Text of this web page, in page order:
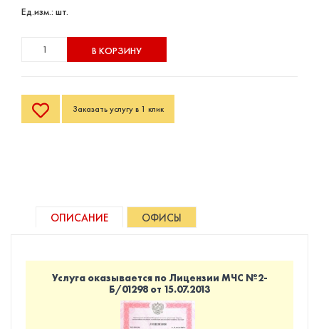
Ед.изм.: шт.
В КОРЗИНУ
Заказать услугу в 1 клик
ОПИСАНИЕ ОФИСЫ
Услуга оказывается по Лицензии МЧС №2-
Б/01298 от 15.07.2013